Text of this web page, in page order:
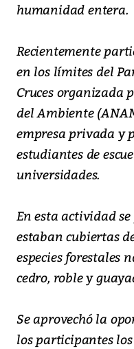
humanidad entera.
Recientemente
en los límites del
Cruces organizada
del Ambiente
empresa privada y
estudiantes de
universidades.
En esta actividad
estaban cubiertas
especies forestales
cedro, roble y
Se aprovechó la
los participantes